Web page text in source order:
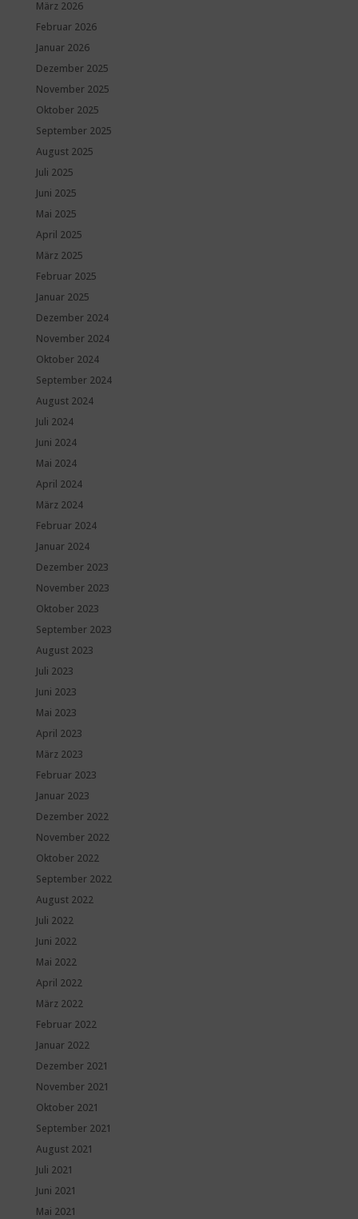
März 2026
Februar 2026
Januar 2026
Dezember 2025
November 2025
Oktober 2025
September 2025
August 2025
Juli 2025
Juni 2025
Mai 2025
April 2025
März 2025
Februar 2025
Januar 2025
Dezember 2024
November 2024
Oktober 2024
September 2024
August 2024
Juli 2024
Juni 2024
Mai 2024
April 2024
März 2024
Februar 2024
Januar 2024
Dezember 2023
November 2023
Oktober 2023
September 2023
August 2023
Juli 2023
Juni 2023
Mai 2023
April 2023
März 2023
Februar 2023
Januar 2023
Dezember 2022
November 2022
Oktober 2022
September 2022
August 2022
Juli 2022
Juni 2022
Mai 2022
April 2022
März 2022
Februar 2022
Januar 2022
Dezember 2021
November 2021
Oktober 2021
September 2021
August 2021
Juli 2021
Juni 2021
Mai 2021